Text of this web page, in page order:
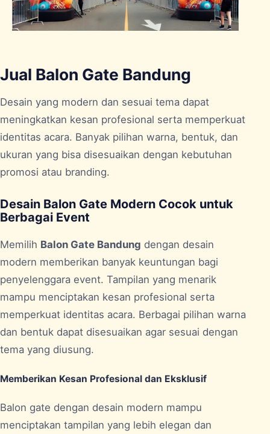
Jual Balon Gate Bandung
Desain yang modern dan sesuai tema dapat
meningkatkan kesan profesional serta memperkuat
identitas acara. Banyak pilihan warna, bentuk, dan
ukuran yang bisa disesuaikan dengan kebutuhan
promosi atau branding.
Desain Balon Gate Modern Cocok untuk
Berbagai Event
Memilih Balon Gate Bandung dengan desain
modern memberikan banyak keuntungan bagi
penyelenggara event. Tampilan yang menarik
mampu menciptakan kesan profesional serta
memperkuat identitas acara. Berbagai pilihan warna
dan bentuk dapat disesuaikan agar sesuai dengan
tema yang diusung.
Memberikan Kesan Profesional dan Eksklusif
Balon gate dengan desain modern mampu
menciptakan tampilan yang lebih elegan dan